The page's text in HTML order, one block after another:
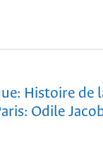
Histoire de
Odile